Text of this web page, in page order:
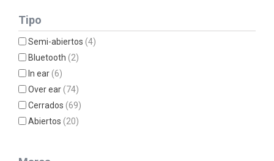
Tipo
Semi-abiertos(4)
Bluetooth(2)
In ear(6)
Over ear(74)
Cerrados(69)
Abiertos(20)